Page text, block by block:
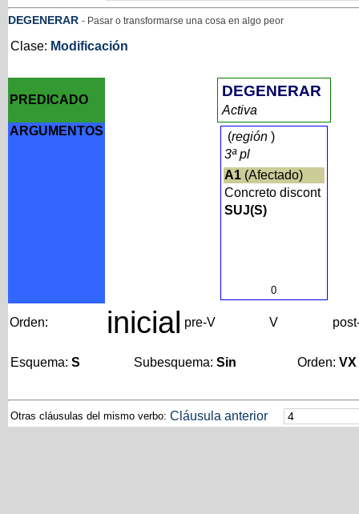
DEGENERAR - Pasar o transformarse una cosa en algo peor
Clase: Modificación
PREDICADO
DEGENERAR
Activa
ARGUMENTOS
(región)
3ª pl
A1(Afectado)
Concreto discont
SUJ(S)
0
Orden: inicial pre-V V
Esquema: S Subesquema: Sin Orden: VX
Otras cláusulas del mismo verbo: Cláusula anterior